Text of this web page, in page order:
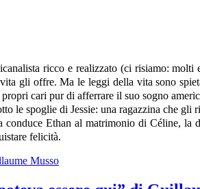
ricco e realizzato (ci risiamo:
gli offre. Ma le leggi della vita sono
cari pur di afferrare il suo sogno
le spoglie di Jessie: una ragazzina che
conduce Ethan al matrimonio di Céline,
felicità.
Musso